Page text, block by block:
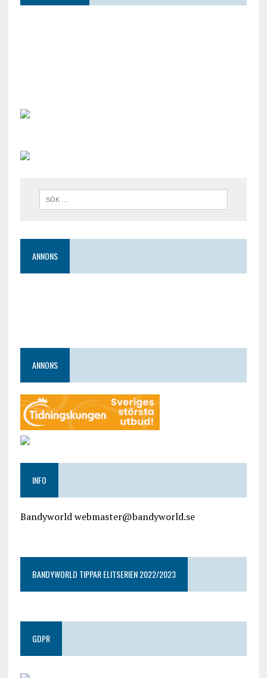
ANNONS
ANNONS
INFO
Bandyworld webmaster@bandyworld.se
BANDYWORLD TIPPAR ELITSERIEN 2022/2023
GDPR